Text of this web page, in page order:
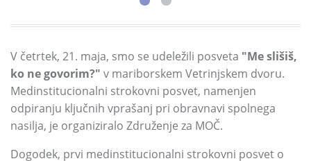
V četrtek, 21. maja, smo se udeležili posveta "Me slišiš,
ko ne govorim?" v mariborskem Vetrinjskem dvoru.
Medinstitucionalni strokovni posvet, namenjen
odpiranju ključnih vprašanj pri obravnavi spolnega
nasilja, je organiziralo Združenje za MOČ.
Dogodek, prvi medinstitucionalni strokovni posvet o